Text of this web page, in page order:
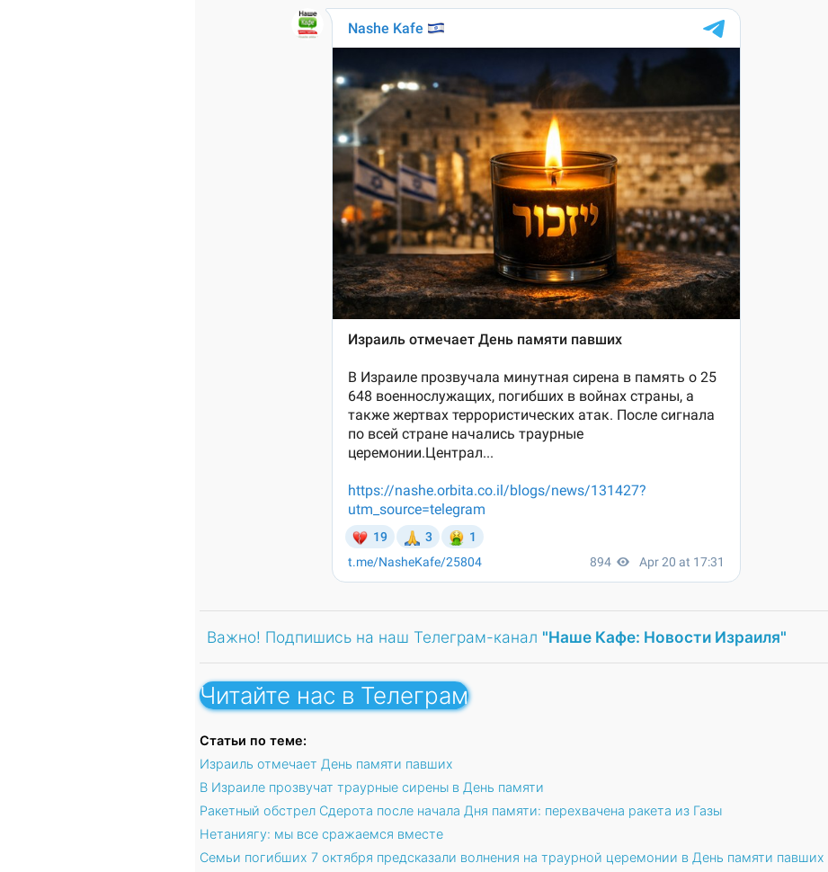
Важно! Подпишись на наш Телеграм-канал "Наше Кафе: Новости Израиля"
Читайте нас в Телеграм
Статьи по теме:
Израиль отмечает День памяти павших
В Израиле прозвучат траурные сирены в День памяти
Ракетный обстрел Сдерота после начала Дня памяти: перехвачена ракета из Газы
Нетаниягу: мы все сражаемся вместе
Семьи погибших 7 октября предсказали волнения на траурной церемонии в День памяти павших